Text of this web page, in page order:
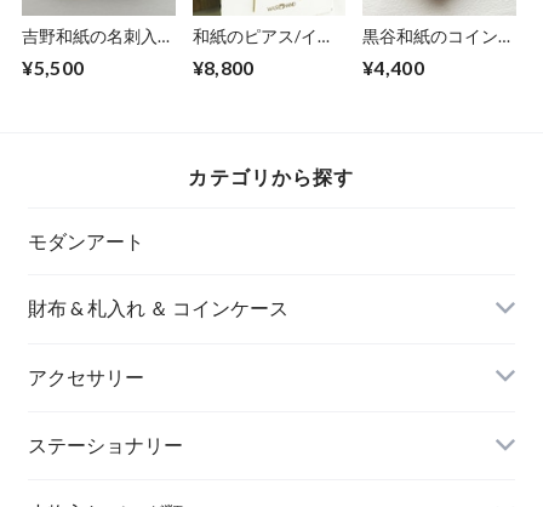
吉野和紙の名刺入れ
¥5,500
和紙のピアス/イヤ
【ミモザ】L
¥8,800
黒谷和紙のコインケ
¥4,400
カテゴリから探す
モダンアート
財布 & 札入れ ＆ コインケース
長財布
アクセサリー
イヤリング＆ピアス
ステーショナリー